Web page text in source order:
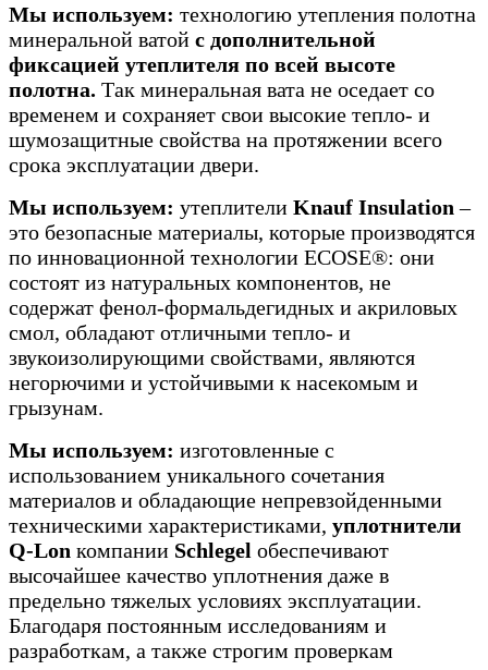
Мы используем: технологию утепления полотна
минеральной ватой с дополнительной
фиксацией утеплителя по всей высоте
полотна. Так минеральная вата не оседает со
временем и сохраняет свои высокие тепло- и
шумозащитные свойства на протяжении всего
срока эксплуатации двери.
Мы используем: утеплители Knauf Insulation –
это безопасные материалы, которые производятся
по инновационной технологии ECOSE®: они
состоят из натуральных компонентов, не
содержат фенол-формальдегидных и акриловых
смол, обладают отличными тепло- и
звукоизолирующими свойствами, являются
негорючими и устойчивыми к насекомым и
грызунам.
Мы используем: изготовленные с
использованием уникального сочетания
материалов и обладающие непревзойденными
техническими характеристиками, уплотнители
Q-Lon компании Schlegel обеспечивают
высочайшее качество уплотнения даже в
предельно тяжелых условиях эксплуатации.
Благодаря постоянным исследованиям и
разработкам, а также строгим проверкам